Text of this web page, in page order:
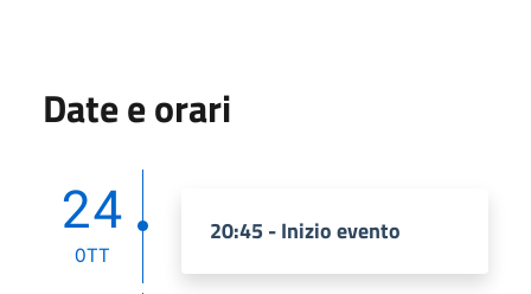
Date e orari
24
OTT
20:45 - Inizio evento